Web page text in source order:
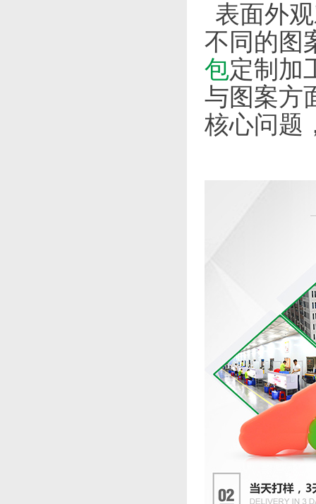
表面外
不同的图
包定制加
与图案方
核心问题